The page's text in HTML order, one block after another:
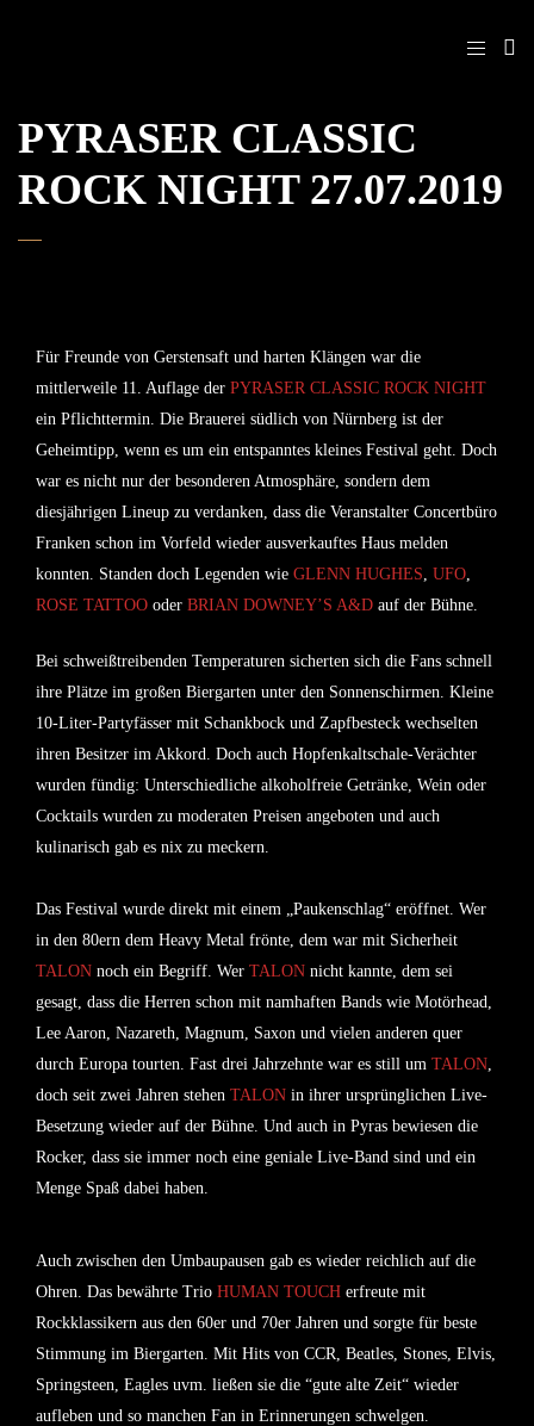
PYRASER CLASSIC
ROCK NIGHT 27.07.2019
Für Freunde von Gerstensaft und harten Klängen war die
mittlerweile 11. Auflage der PYRASER CLASSIC ROCK NIGHT
ein Pflichttermin. Die Brauerei südlich von Nürnberg ist der
Geheimtipp, wenn es um ein entspanntes kleines Festival geht. Doch
war es nicht nur der besonderen Atmosphäre, sondern dem
diesjährigen Lineup zu verdanken, dass die Veranstalter Concertbüro
Franken schon im Vorfeld wieder ausverkauftes Haus melden
konnten. Standen doch Legenden wie GLENN HUGHES, UFO,
ROSE TATTOO oder BRIAN DOWNEY’S A&D auf der Bühne.
Bei schweißtreibenden Temperaturen sicherten sich die Fans schnell
ihre Plätze im großen Biergarten unter den Sonnenschirmen. Kleine
10-Liter-Partyfässer mit Schankbock und Zapfbesteck wechselten
ihren Besitzer im Akkord. Doch auch Hopfenkaltschale-Verächter
wurden fündig: Unterschiedliche alkoholfreie Getränke, Wein oder
Cocktails wurden zu moderaten Preisen angeboten und auch
kulinarisch gab es nix zu meckern.
Das Festival wurde direkt mit einem „Paukenschlag“ eröffnet. Wer
in den 80ern dem Heavy Metal frönte, dem war mit Sicherheit
TALON noch ein Begriff. Wer TALON nicht kannte, dem sei
gesagt, dass die Herren schon mit namhaften Bands wie Motörhead,
Lee Aaron, Nazareth, Magnum, Saxon und vielen anderen quer
durch Europa tourten. Fast drei Jahrzehnte war es still um TALON,
doch seit zwei Jahren stehen TALON in ihrer ursprünglichen Live-
Besetzung wieder auf der Bühne. Und auch in Pyras bewiesen die
Rocker, dass sie immer noch eine geniale Live-Band sind und ein
Menge Spaß dabei haben.
Auch zwischen den Umbaupausen gab es wieder reichlich auf die
Ohren. Das bewährte Trio HUMAN TOUCH erfreute mit
Rockklassikern aus den 60er und 70er Jahren und sorgte für beste
Stimmung im Biergarten. Mit Hits von CCR, Beatles, Stones, Elvis,
Springsteen, Eagles uvm. ließen sie die “gute alte Zeit“ wieder
aufleben und so manchen Fan in Erinnerungen schwelgen.